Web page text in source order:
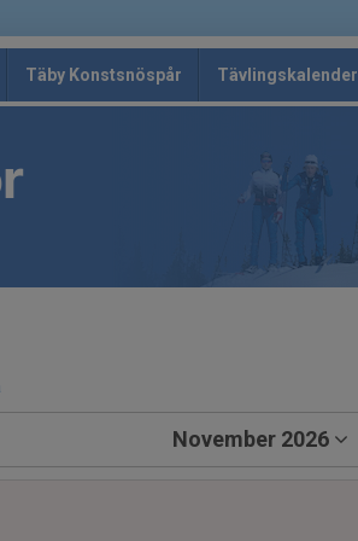
Täby Konstsnöspår Tävlingskalender
November 2026